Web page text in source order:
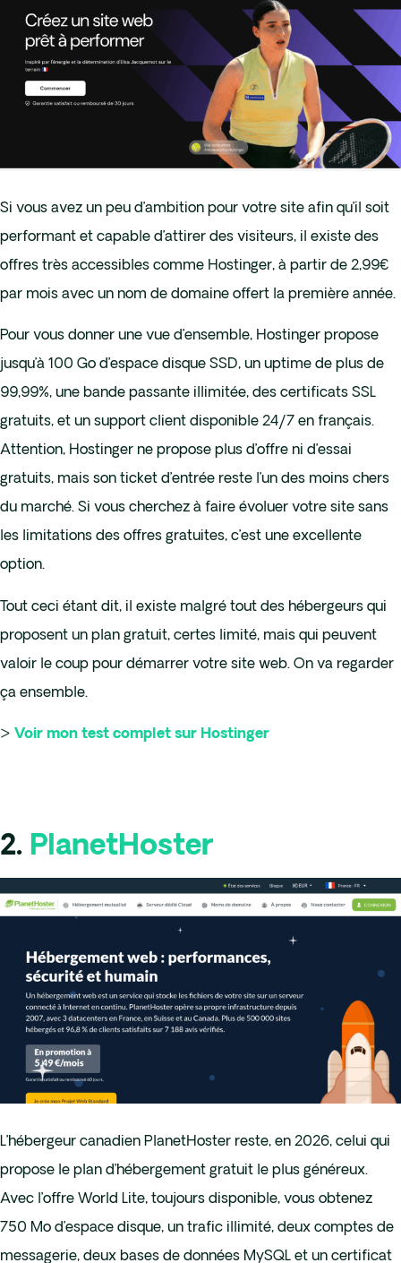
Si vous avez un peu d’ambition pour votre site afin qu’il soit
performant et capable d’attirer des visiteurs, il existe des
offres très accessibles comme Hostinger, à partir de 2,99€
par mois avec un nom de domaine offert la première année.
Pour vous donner une vue d’ensemble, Hostinger propose
jusqu’à 100 Go d’espace disque SSD, un uptime de plus de
99,99%, une bande passante illimitée, des certificats SSL
gratuits, et un support client disponible 24/7 en français.
Attention, Hostinger ne propose plus d’offre ni d’essai
gratuits, mais son ticket d’entrée reste l’un des moins chers
du marché. Si vous cherchez à faire évoluer votre site sans
les limitations des offres gratuites, c’est une excellente
option.
Tout ceci étant dit, il existe malgré tout des hébergeurs qui
proposent un plan gratuit, certes limité, mais qui peuvent
valoir le coup pour démarrer votre site web. On va regarder
ça ensemble.
> Voir mon test complet sur Hostinger
2. PlanetHoster
L’hébergeur canadien PlanetHoster reste, en 2026, celui qui
propose le plan d’hébergement gratuit le plus généreux.
Avec l’offre World Lite, toujours disponible, vous obtenez
750 Mo d’espace disque, un trafic illimité, deux comptes de
messagerie, deux bases de données MySQL et un certificat